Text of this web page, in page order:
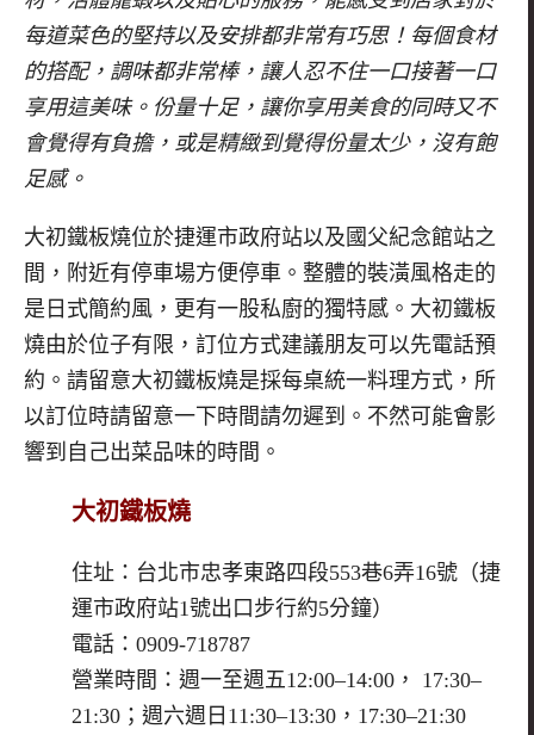
每道菜色的堅持以及安排都非常有巧思！每個食材
的搭配，調味都非常棒，讓人忍不住一口接著一口
享用這美味。份量十足，讓你享用美食的同時又不
會覺得有負擔，或是精緻到覺得份量太少，沒有飽
足感。
大初鐵板燒位於捷運市政府站以及國父紀念館站之
間，附近有停車場方便停車。整體的裝潢風格走的
是日式簡約風，更有一股私廚的獨特感。大初鐵板
燒由於位子有限，訂位方式建議朋友可以先電話預
約。請留意大初鐵板燒是採每桌統一料理方式，所
以訂位時請留意一下時間請勿遲到。不然可能會影
響到自己出菜品味的時間。
大初鐵板燒
住址：台北市忠孝東路四段553巷6弄16號（捷
運市政府站1號出口步行約5分鐘）
電話：0909-718787
營業時間：週一至週五12:00–14:00， 17:30–
21:30；週六週日11:30–13:30，17:30–21:30